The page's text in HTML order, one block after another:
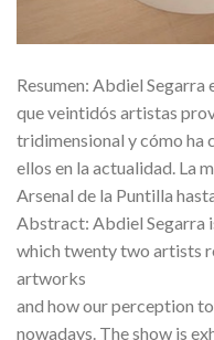
Resumen: Abdiel Segarra
que veintidós artistas
tridimensional y cómo ha
ellos en la actualidad. La
Arsenal de la Puntilla
Abstract: Abdiel Segarra
which twenty two artists
artworks
and how our perception
nowadays. The show is